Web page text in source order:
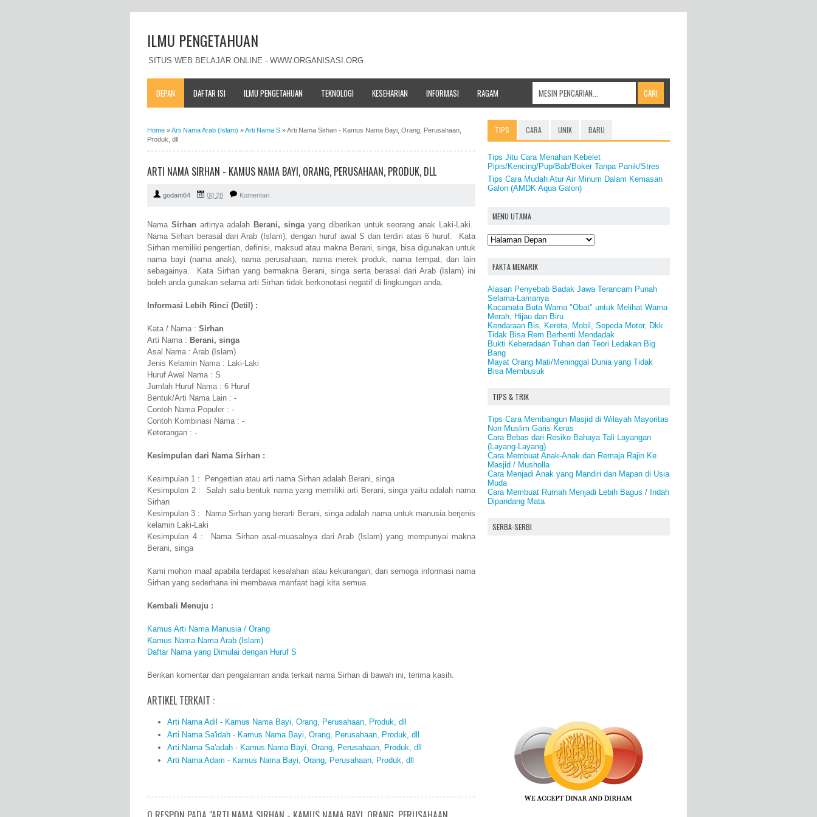
ILMU PENGETAHUAN
SITUS WEB BELAJAR ONLINE - WWW.ORGANISASI.ORG
DEPAN DAFTAR ISI ILMU PENGETAHUAN TEKNOLOGI KESEHARIAN INFORMASI RAGAM
Home »Arti Nama Arab (Islam) »Arti Nama S »Arti Nama Sirhan - Kamus Nama Bayi, Orang, Perusahaan,
Produk, dll
ARTI NAMA SIRHAN - KAMUS NAMA BAYI, ORANG, PERUSAHAAN, PRODUK, DLL
godam64 00:28 Komentari
Nama Sirhan artinya adalah Berani, singayang diberikan untuk seorang anak Laki-Laki.
Nama Sirhan berasal dari Arab (Islam), dengan huruf awal S dan terdiri atas 6 huruf. Kata
Sirhan memiliki pengertian, definisi, maksud atau makna Berani, singa, bisa digunakan untuk
nama bayi (nama anak), nama perusahaan, nama merek produk, nama tempat, dan lain
sebagainya. Kata Sirhan yang bermakna Berani, singa serta berasal dari Arab (Islam) ini
boleh anda gunakan selama arti Sirhan tidak berkonotasi negatif di lingkungan anda.
Informasi Lebih Rinci (Detil) :
Kata / Nama : Sirhan
Arti Nama : Berani, singa
Asal Nama : Arab (Islam)
Jenis Kelamin Nama : Laki-Laki
Huruf Awal Nama : S
Jumlah Huruf Nama : 6 Huruf
Bentuk/Arti Nama Lain : -
Contoh Nama Populer : -
Contoh Kombinasi Nama : -
Keterangan : -
Kesimpulan dari Nama Sirhan :
Kesimpulan 1 : Pengertian atau arti nama Sirhan adalah Berani, singa
Kesimpulan 2 : Salah satu bentuk nama yang memiliki arti Berani, singa yaitu adalah nama
Sirhan
Kesimpulan 3 : Nama Sirhan yang berarti Berani, singa adalah nama untuk manusia berjenis
kelamin Laki-Laki
Kesimpulan 4 : Nama Sirhan asal-muasalnya dari Arab (Islam) yang mempunyai makna
Berani, singa
Kami mohon maaf apabila terdapat kesalahan atau kekurangan, dan semoga informasi nama
Sirhan yang sederhana ini membawa manfaat bagi kita semua.
Kembali Menuju :
Kamus Arti Nama Manusia / Orang
Kamus Nama-Nama Arab (Islam)
Daftar Nama yang Dimulai dengan Huruf S
Berikan komentar dan pengalaman anda terkait nama Sirhan di bawah ini, terima kasih.
ARTIKEL TERKAIT :
Arti Nama Adil - Kamus Nama Bayi, Orang, Perusahaan, Produk, dll
Arti Nama Sa'idah - Kamus Nama Bayi, Orang, Perusahaan, Produk, dll
Arti Nama Sa'adah - Kamus Nama Bayi, Orang, Perusahaan, Produk, dll
Arti Nama Adam - Kamus Nama Bayi, Orang, Perusahaan, Produk, dll
TIPS CARA UNIK BARU
Tips Jitu Cara Menahan Kebelet
Pipis/Kencing/Pup/Bab/Boker Tanpa Panik/Stres
Tips Cara Mudah Atur Air Minum Dalam Kemasan
Galon (AMDK Aqua Galon)
MENU UTAMA
FAKTA MENARIK
Alasan Penyebab Badak Jawa Terancam Punah
Selama-Lamanya
Kacamata Buta Warna "Obat" untuk Melihat Warna
Merah, Hijau dan Biru
Kendaraan Bis, Kereta, Mobil, Sepeda Motor, Dkk
Tidak Bisa Rem Berhenti Mendadak
Bukti Keberadaan Tuhan dari Teori Ledakan Big
Bang
Mayat Orang Mati/Meninggal Dunia yang Tidak
Bisa Membusuk
TIPS & TRIK
Tips Cara Membangun Masjid di Wilayah Mayoritas
Non Muslim Garis Keras
Cara Bebas dari Resiko Bahaya Tali Layangan
(Layang-Layang)
Cara Membuat Anak-Anak dan Remaja Rajin Ke
Masjid / Musholla
Cara Menjadi Anak yang Mandiri dan Mapan di Usia
Muda
Cara Membuat Rumah Menjadi Lebih Bagus / Indah
Dipandang Mata
SERBA-SERBI